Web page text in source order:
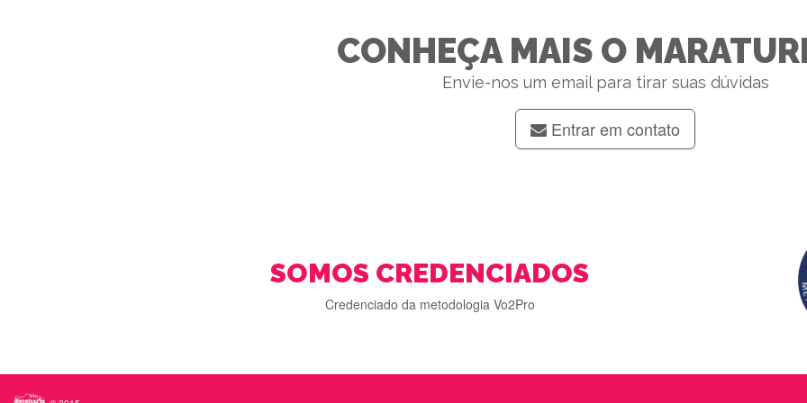
CONHEÇA MAIS O
Envie-nos um email para tirar suas dúvidas
Entrar em contato
SOMOS CREDENCIADOS
Credenciado da metodologia Vo2Pro